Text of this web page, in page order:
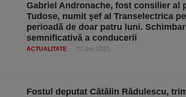
Gabriel Andronache, fost consilier al
Tudose, numit şef al Transelectrica
perioadă de doar patru luni.
semnificativă a conducerii
ACTUALITATE 22 dec 2021
Fostul deputat Cătălin Rădulescu,